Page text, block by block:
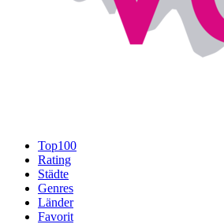
Top100
Rating
Städte
Genres
Länder
Favorit